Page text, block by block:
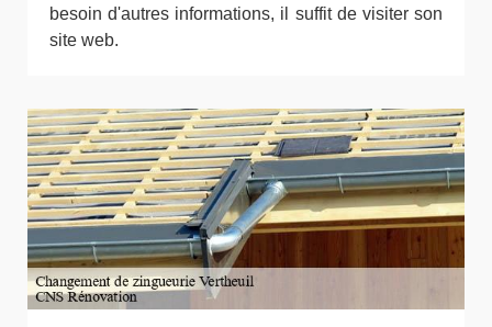
besoin d'autres informations, il suffit de visiter son
site web.